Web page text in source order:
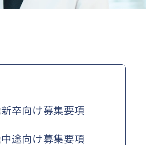
新卒向け募集要項
中途向け募集要項